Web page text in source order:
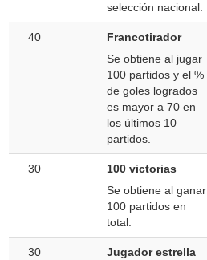
selección nacional.
40
Francotirador
Se obtiene al jugar
100 partidos y el %
de goles logrados
es mayor a 70 en
los últimos 10
partidos.
30
100 victorias
Se obtiene al ganar
100 partidos en
total.
30
Jugador estrella